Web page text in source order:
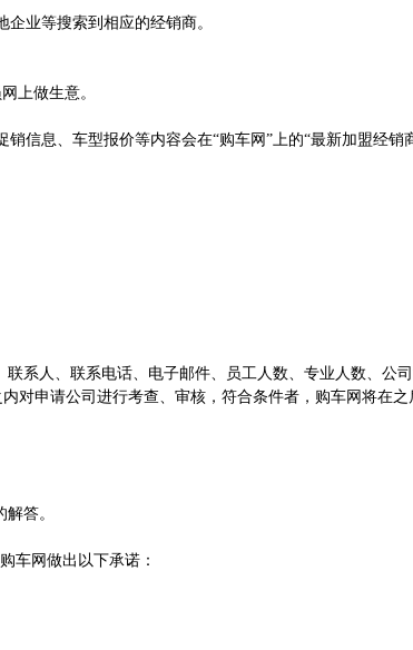
业等搜索到相应的经销商。
上做生意。
信息、车型报价等内容会在“购车网”上的“最新加盟经销
系人、联系电话、电子邮件、员工人数、专业人数、公
对申请公司进行考查、审核，符合条件者，购车网将在之
答。
车网做出以下承诺：